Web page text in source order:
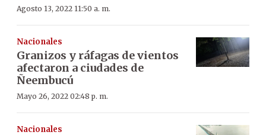
Agosto 13, 2022 11:50 a. m.
Nacionales
Granizos y ráfagas de vientos
afectaron a ciudades de
Ñeembucú
Mayo 26, 2022 02:48 p. m.
Nacionales